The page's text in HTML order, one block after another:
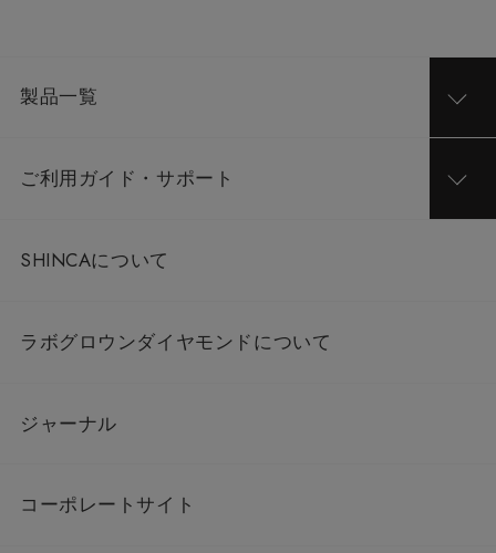
製品一覧
ご利用ガイド・サポート
SHINCAについて
ラボグロウンダイヤモンドについて
ジャーナル
コーポレートサイト